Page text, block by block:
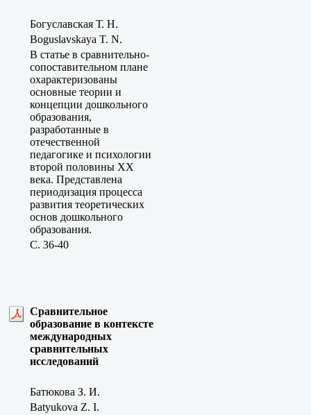
Богуславская Т. Н.
Boguslavskaya T. N.
В статье в сравнительно-
сопоставительном плане
охарактеризованы
основные теории и
концепции дошкольного
образования,
разработанные в
отечественной
педагогике и психологии
второй половины ХХ
века. Представлена
периодизация процесса
развития теоретических
основ дошкольного
образования.
C. 36-40
Сравнительное
образование в контексте
международных
сравнительных
исследований
Батюкова З. И.
Batyukova Z. I.